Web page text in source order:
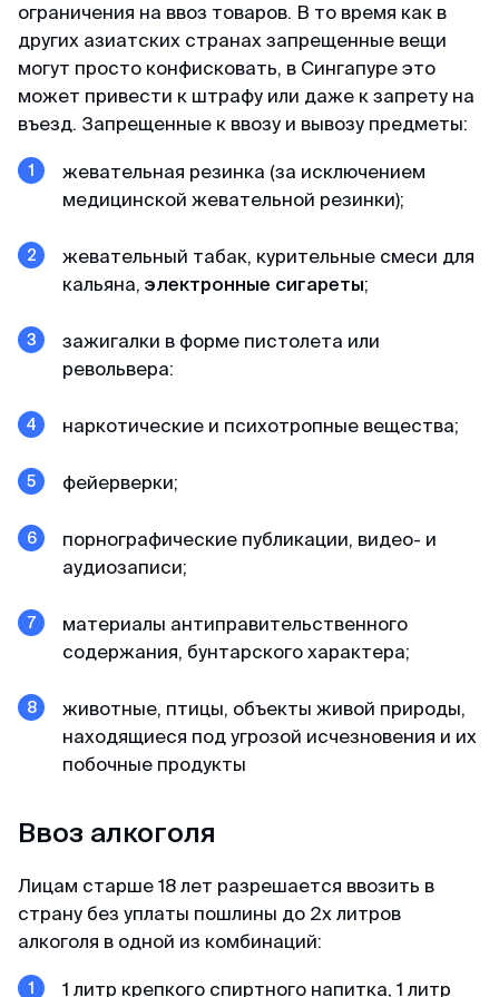
Доступные цены
Спасибо визовому центру за оперативную
работу и доступные цены) Подали заявку на
КЕТУ в Корею. Сотрудники центра проверили
все данные и фото, сами заполнили анкеты и
на следующий день нам уже направили
разрешение КЕТА. Очень быстро!
Гордей
Меньше чем за день
Все не просто отлично, а даже потрясающе.
Не успел я опомниться, моя кета меньше чем
быстро и вежливо, всем рекомендую!
Мария
Легко и просто
визы в Сингапур. Процесс подачи документов
прошел очень быстро и без каких-либо
сложностей. Сотрудник компании ответил
подготовки фотографий. И вот через 3 дня
MyVisaWorld однозначно остались только
приятные впечатления!
ограничения на ввоз товаров. В то время как в
других азиатских странах запрещенные вещи
могут просто конфисковать, в Сингапуре это
может привести к штрафу или даже к запрету на
въезд. Запрещенные к ввозу и вывозу предметы:
жевательная резинка (за исключением
медицинской жевательной резинки);
жевательный табак, курительные смеси для
кальяна, электронные сигареты;
зажигалки в форме пистолета или
револьвера:
наркотические и психотропные вещества;
фейерверки;
порнографические публикации, видео- и
аудиозаписи;
материалы антиправительственного
содержания, бунтарского характера;
животные, птицы, объекты живой природы,
находящиеся под угрозой исчезновения и их
побочные продукты
Ввоз алкоголя
Лицам старше 18 лет разрешается ввозить в
страну без уплаты пошлины до 2х литров
алкоголя в одной из комбинаций:
1 литр крепкого спиртного напитка, 1 литр